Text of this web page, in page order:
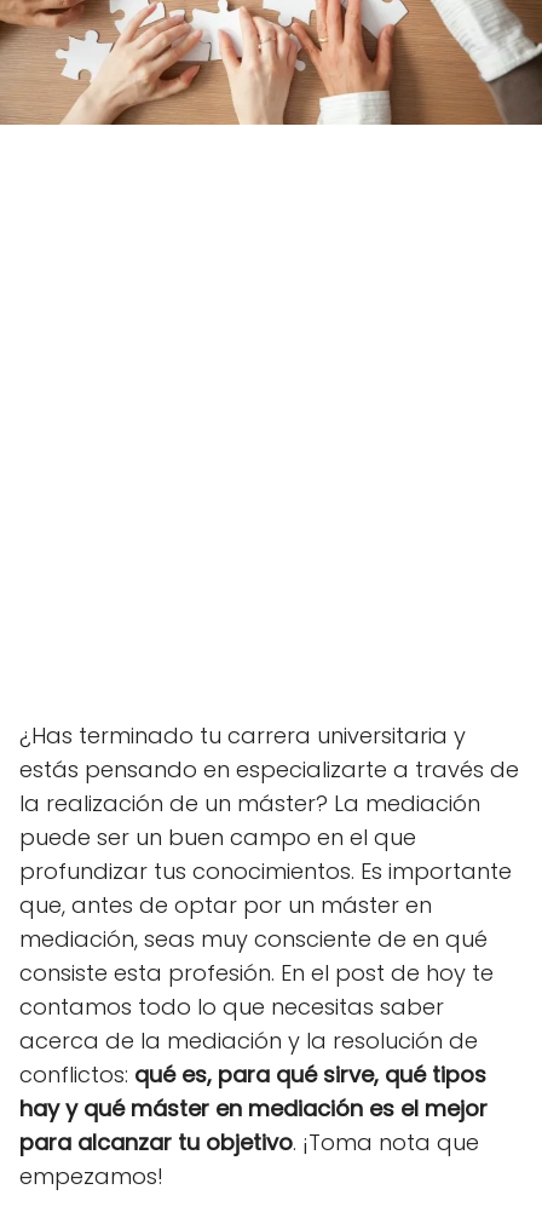
¿Has terminado tu carrera universitaria y
estás pensando en especializarte a través de
la realización de un máster? La mediación
puede ser un buen campo en el que
profundizar tus conocimientos. Es importante
que, antes de optar por un máster en
mediación, seas muy consciente de en qué
consiste esta profesión. En el post de hoy te
contamos todo lo que necesitas saber
acerca de la mediación y la resolución de
conflictos: qué es, para qué sirve, qué tipos
hay y qué máster en mediación es el mejor
para alcanzar tu objetivo. ¡Toma nota que
empezamos!